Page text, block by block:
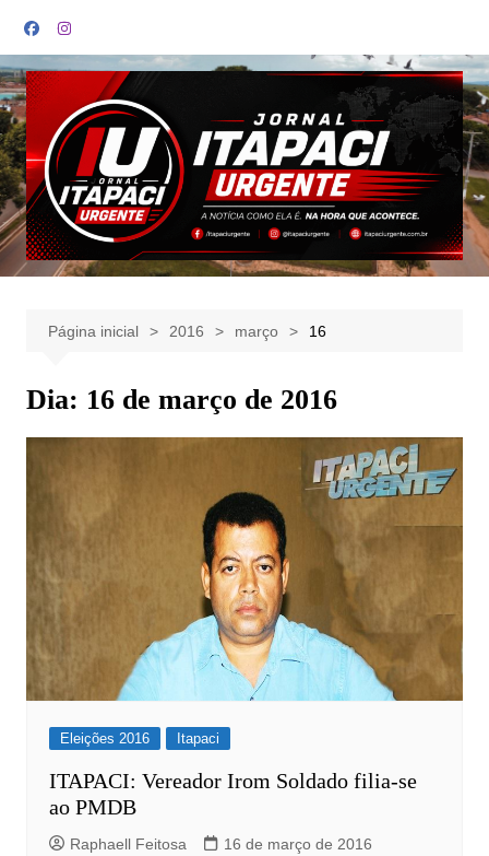
para
o
conteúdo
Página inicial 2016 março 16
Dia: 16 de março de 2016
Eleições 2016 Itapaci
ITAPACI: Vereador Irom Soldado filia-se
ao PMDB
Raphaell Feitosa 16 de março de 2016